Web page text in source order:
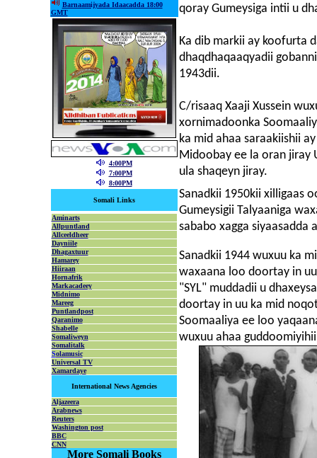
Barnaamijyada Idaacadda 18:00
GMT
4:00PM
7:00PM
8:00PM
Somali Links
Aminarts
Allpuntland
Allceeldheer
Dayniile
Dhagaxtuur
Hamarey
Hiiraan
Hornafrik
Markacadeey
Midnimo
Mareeg
Puntlandpost
Qaranimo
Shabelle
Somaliweyn
Somalitalk
Solamusic
Universal TV
Xamardaye
International News Agencies
Aljazeera
Arabnews
Reuters
Washington post
BBC
CNN
More Somali Books
qoray Gumeysiga intii u
Ka dib markii ay koofurta
dhaqdhaqaaqyadii
1943dii.
C/risaaq Xaaji Xussein
xornimadoonka
ka mid ahaa saraakiishii
Midoobay ee la oran jiray
ula shaqeyn jiray.
Sanadkii 1950kii xilligaas
Gumeysigii Talyaaniga
sababo xagga siyaasadda
Sanadkii 1944 wuxuu ka
waxaana loo doortay in
"SYL" muddadii u
doortay in uu ka mid
Soomaaliya ee loo
wuxuu ahaa